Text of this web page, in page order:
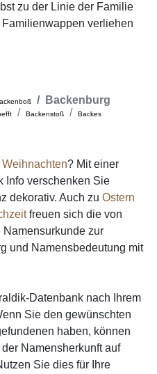
zu der Linie der Familie
verliehen
Backenburg
Backenstoß Backes
? Mit einer
Info verschenken Sie
dekorativ. Auch zu Ostern
freuen sich die von
Namensurkunde zur
und Namensbedeutung mit
Datenbank nach Ihrem
Sie den gewünschten
haben, können
der Namensherkunft auf
Sie dies für Ihre